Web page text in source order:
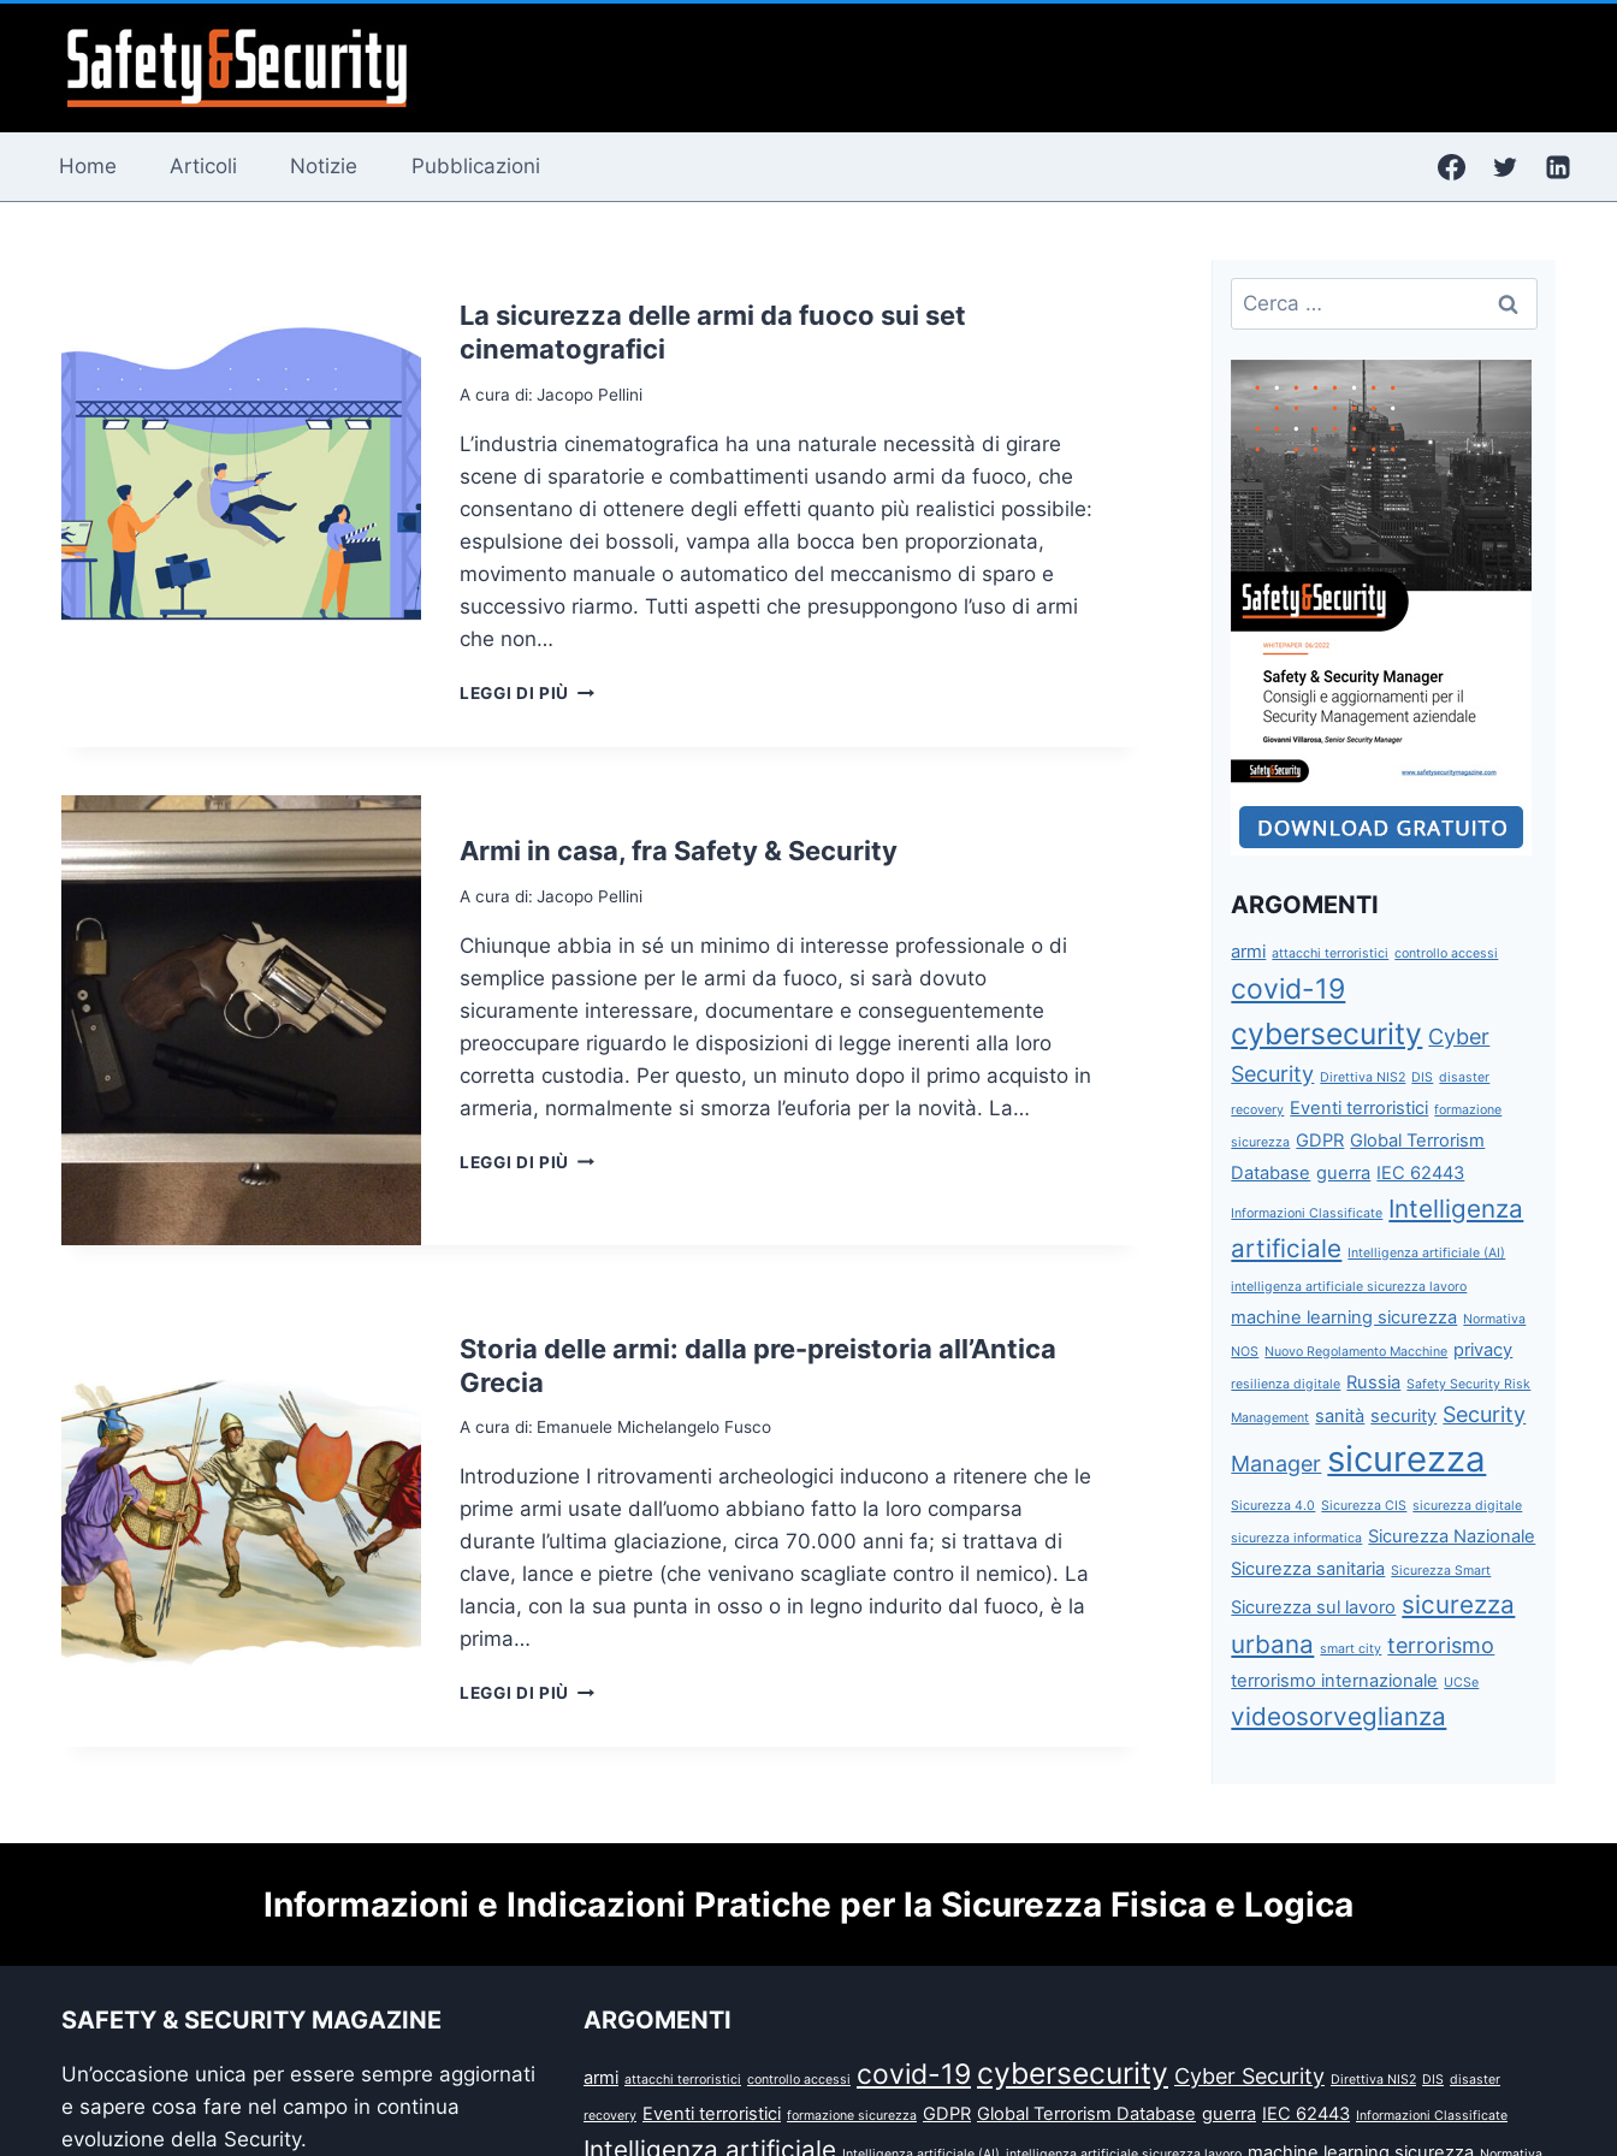
contenuto
Home Articoli Notizie Pubblicazioni
La sicurezza delle armi da fuoco sui set
cinematografici
A cura di: Jacopo Pellini
L’industria cinematografica ha una naturale necessità di girare
scene di sparatorie e combattimenti usando armi da fuoco, che
consentano di ottenere degli effetti quanto più realistici possibile:
espulsione dei bossoli, vampa alla bocca ben proporzionata,
movimento manuale o automatico del meccanismo di sparo e
successivo riarmo. Tutti aspetti che presuppongono l’uso di armi
che non…
LEGGI DI PIÙ LA
SET
CINEMATOGRAFICI
Armi in casa, fra Safety & Security
A cura di: Jacopo Pellini
Chiunque abbia in sé un minimo di interesse professionale o di
semplice passione per le armi da fuoco, si sarà dovuto
sicuramente interessare, documentare e conseguentemente
preoccupare riguardo le disposizioni di legge inerenti alla loro
corretta custodia. Per questo, un minuto dopo il primo acquisto in
armeria, normalmente si smorza l’euforia per la novità. La…
LEGGI DI PIÙ ARMI
Storia delle armi: dalla pre-preistoria all’Antica
Grecia
A cura di: Emanuele Michelangelo Fusco
Introduzione I ritrovamenti archeologici inducono a ritenere che le
prime armi usate dall’uomo abbiano fatto la loro comparsa
durante l’ultima glaciazione, circa 70.000 anni fa; si trattava di
clave, lance e pietre (che venivano scagliate contro il nemico). La
lancia, con la sua punta in osso o in legno indurito dal fuoco, è la
prima…
LEGGI DI PIÙ STORIA
ALL’ANTICA
Ricerca
per:
ARGOMENTI
armi attacchi terroristici controllo accessi
covid-19
cybersecurity Cyber
Security Direttiva NIS2 DIS disaster
recovery Eventi terroristici formazione
sicurezza GDPR Global Terrorism
Database guerra IEC 62443
Informazioni Classificate Intelligenza
artificiale Intelligenza artificiale (AI)
intelligenza artificiale sicurezza lavoro
machine learning sicurezza Normativa
NOS Nuovo Regolamento Macchine privacy
resilienza digitale Russia Safety Security Risk
Management sanità security Security
Manager sicurezza
Sicurezza 4.0 Sicurezza CIS sicurezza digitale
sicurezza informatica Sicurezza Nazionale
Sicurezza sanitaria Sicurezza Smart
Sicurezza sul lavoro sicurezza
urbana smart city terrorismo
terrorismo internazionale UCSe
videosorveglianza
Informazioni e Indicazioni Pratiche per la Sicurezza Fisica e Logica
SAFETY & SECURITY MAGAZINE
Un’occasione unica per essere sempre aggiornati
e sapere cosa fare nel campo in continua
evoluzione della Security.
ARGOMENTI
armi attacchi terroristici controllo accessi covid-19 cybersecurity Cyber Security Direttiva NIS2 DIS disaster
recovery Eventi terroristici formazione sicurezza GDPR Global Terrorism Database guerra IEC 62443 Informazioni Classificate
Intelligenza artificiale